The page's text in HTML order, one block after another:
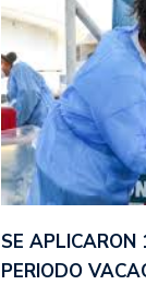
SE APLICARON
PERIODO